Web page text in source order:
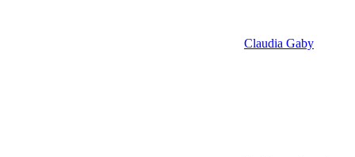
Claudia Gaby